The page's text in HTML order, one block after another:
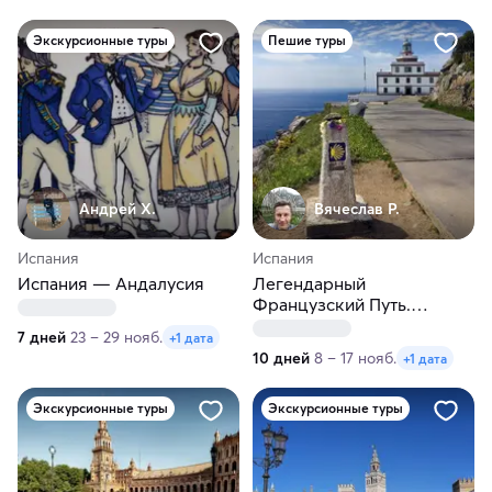
Экскурсионные туры
Андрей Х.
Испания
Испания — Андалусия
7 дней 23 – 29 нояб. +1 дата
Пешие туры
Вячеслав Р.
Испания
Легендарный
Французский Путь.
10 дней 8 – 17 нояб. +1 дата
Экскурсионные туры Экскурсионные туры